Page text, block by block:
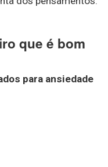
que é bom
para ansiedade